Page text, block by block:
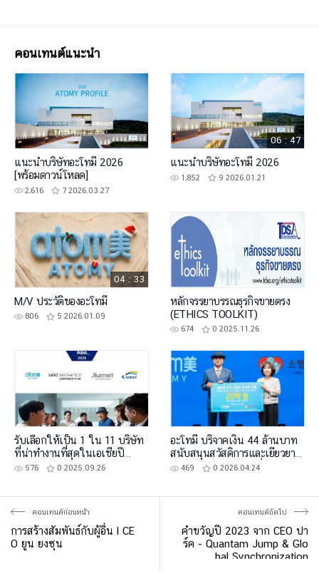
คอนเทนต์แนะนำ
แนะนำบริษัทอะโทมี่ 2026
[พร้อมดาวน์โหลด]
2,616 7 2026.03.27
แนะนำบริษัทอะโทมี่ 2026
1,852 9 2026.01.21
06 : 47
M/V ประวัติของอะโทมี่
806 5 2026.01.09
04 : 33
หลักจรรยาบรรณธุรกิจขายตรง
(ETHICS TOOLKIT)
674 0 2025.11.26
รับเลือกให้เป็น 1 ใน 11 บริษัท
ที่น่าทำงานที่สุดในเอเชียปี
2025
576 0 2025.09.26
อะโทมี่ บริจาคเงิน 44 ล้านบาท
สนับสนุนสวัสดิการและเยียวยา
ครอบครัวนักดับเพลิงที่เสียชีวิต
469 0 2026.04.24
คอนเทนต์ก่อนหน้า
การสร้างสัมพันธ์กับผู้อื่น l CE
O ยูน ยงซุน
คอนเทนต์ถัดไป
คำขวัญปี 2023 จาก CEO ปา
ร์ค - Quantam Jump & Glo
bal Synchronization